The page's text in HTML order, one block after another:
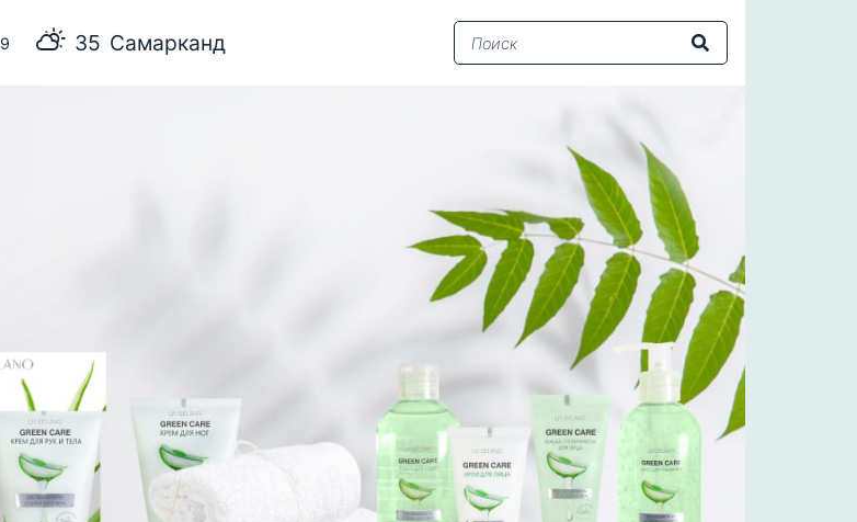
35 Самарканд